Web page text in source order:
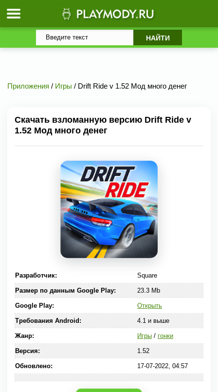
Приложения / Игры / Drift Ride v 1.52 Мод много денег
Скачать взломанную версию Drift Ride v
1.52 Мод много денег
Разработчик: Square
Размер по данным Google Play: 23.3 Mb
Google Play: Открыть
Требования Android: 4.1 и выше
Жанр: Игры/ гонки
Версия: 1.52
Обновлено: 17-07-2022, 04:57